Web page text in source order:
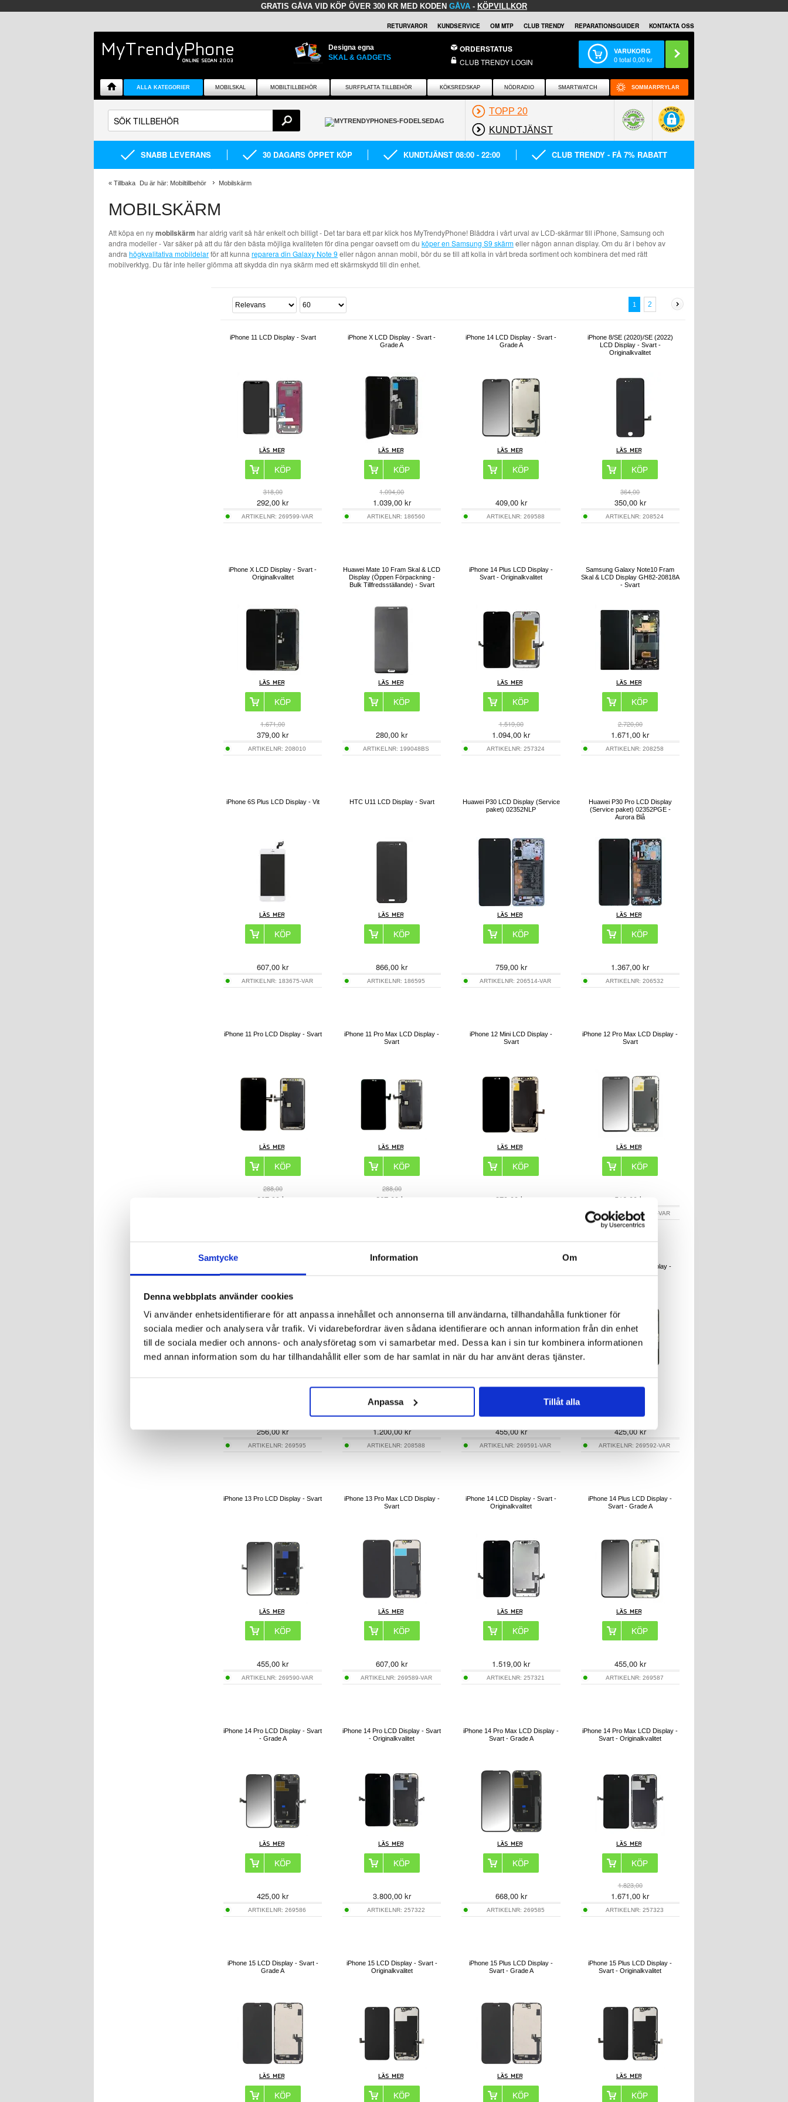
Samtycke Information Om
Denna webbplats använder cookies
Vi använder enhetsidentifierare för att anpassa innehållet och annonserna till användarna, tillhandahålla funktioner för
sociala medier och analysera vår trafik. Vi vidarebefordrar även sådana identifierare och annan information från din enhet
till de sociala medier och annons- och analysföretag som vi samarbetar med. Dessa kan i sin tur kombinera informationen
med annan information som du har tillhandahållit eller som de har samlat in när du har använt deras tjänster.
Anpassa Tillåt alla
GRATIS GÅVA VID KÖP ÖVER 300 KR MED KODEN GÅVA - KÖPVILLKOR
RETURVAROR KUNDSERVICE OM MTP CLUB TRENDY REPARATIONSGUIDER KONTAKTA OSS
Designa egna
SKAL & GADGETS
ORDERSTATUS
CLUB TRENDY LOGIN
VARUKORG
0total0,00kr
ALLA KATEGORIER MOBILSKAL MOBILTILLBEHÖR SURFPLATTA TILLBEHÖR KÖKSREDSKAP NÖDRADIO SMARTWATCH SOMMARPRYLAR
TOPP 20
KUNDTJÄNST
SNABB LEVERANS 30 DAGARS ÖPPET KÖP KUNDTJÄNST 08:00 - 22:00 CLUB TRENDY - FÅ 7% RABATT
« Tillbaka Du är här: Mobiltillbehör Mobilskärm
MOBILSKÄRM
Att köpa en nymobilskärm har aldrig varit så här enkelt och billigt - Det tar bara ett par klick hos MyTrendyPhone! Bläddra i vårt urval av LCD-skärmar till iPhone, Samsung och
andra modeller - Var säker på att du får den bästa möjliga kvaliteten för dina pengar oavsett om du köper en Samsung S9 skärmeller någon annan display. Om du är i behov av
andra högkvalitativa mobildelarför att kunna reparera din Galaxy Note 9 eller någon annan mobil, bör du se till att kolla in vårt breda sortiment och kombinera det med rätt
mobilverktyg. Du får inte heller glömma att skydda din nya skärm med ett skärmskydd till din enhet.
1 2
iPhone 11 LCD Display - Svart
318,00
292,00 kr
ARTIKELNR: 269599-VAR
iPhone X LCD Display - Svart -
Grade A
1.094,00
1.039,00kr
ARTIKELNR: 186560
iPhone 14 LCD Display - Svart -
Grade A
409,00kr
ARTIKELNR: 269588
iPhone 8/SE (2020)/SE (2022)
LCD Display - Svart -
Originalkvalitet
364,00
350,00kr
ARTIKELNR: 208524
iPhone X LCD Display - Svart -
Originalkvalitet
1.671,00
379,00 kr
ARTIKELNR:208010
Huawei Mate 10 Fram Skal & LCD
Display (Öppen Förpackning -
Bulk Tillfredsställande) - Svart
280,00 kr
ARTIKELNR: 199048BS
iPhone 14 Plus LCD Display -
Svart - Originalkvalitet
1.519,00
1.094,00 kr
ARTIKELNR: 257324
Samsung Galaxy Note10 Fram
Skal & LCD Display GH82-20818A
- Svart
2.720,00
1.671,00 kr
ARTIKELNR: 208258
iPhone 6S Plus LCD Display - Vit
607,00 kr
ARTIKELNR: 183675-VAR
HTC U11 LCD Display - Svart
866,00 kr
ARTIKELNR: 186595
Huawei P30 LCD Display (Service
paket) 02352NLP
759,00kr
ARTIKELNR:206514-VAR
Huawei P30 Pro LCD Display
(Service paket) 02352PGE -
Aurora Blå
1.367,00 kr
ARTIKELNR: 206532
iPhone 11 Pro LCD Display - Svart
288,00
267,00 kr
iPhone 11 Pro Max LCD Display -
Svart
288,00
267,00 kr
iPhone 12 Mini LCD Display -
Svart
379,00 kr
iPhone 12 Pro Max LCD Display -
Svart
516,00 kr
ARTIKELNR:269594-VAR
Display - Svart - Grade A
256,00kr
ARTIKELNR:269595
1.200,00kr
ARTIKELNR:208588
455,00kr
ARTIKELNR:269591-VAR
iPhone 13 Mini LCD Display -
425,00kr
ARTIKELNR:269592-VAR
iPhone 13 Pro LCD Display - Svart
455,00 kr
ARTIKELNR: 269590-VAR
iPhone 13 Pro Max LCD Display -
Svart
607,00 kr
ARTIKELNR: 269589-VAR
iPhone 14 LCD Display - Svart -
Originalkvalitet
1.519,00 kr
ARTIKELNR: 257321
iPhone 14 Plus LCD Display -
Svart - Grade A
455,00kr
ARTIKELNR: 269587
iPhone 14 Pro LCD Display - Svart
- Grade A
425,00 kr
ARTIKELNR:269586
iPhone 14 Pro LCD Display - Svart
- Originalkvalitet
3.800,00kr
ARTIKELNR:257322
iPhone 14 Pro Max LCD Display -
Svart - Grade A
668,00kr
ARTIKELNR: 269585
iPhone 14 Pro Max LCD Display -
Svart - Originalkvalitet
1.823,00
1.671,00 kr
ARTIKELNR: 257323
iPhone 15 LCD Display - Svart -
Grade A
iPhone 15 LCD Display - Svart -
Originalkvalitet
iPhone 15 Plus LCD Display -
Svart - Grade A
iPhone 15 Plus LCD Display -
Svart - Originalkvalitet